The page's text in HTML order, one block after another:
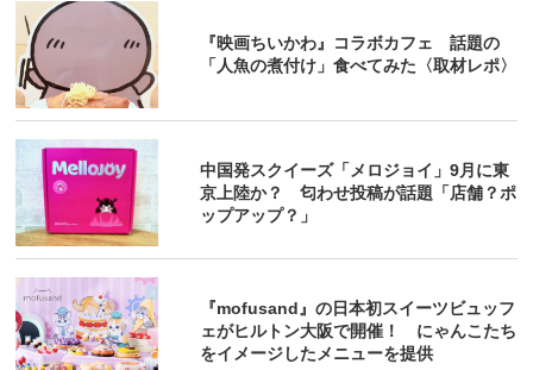
『映画ちいかわ』コラボカフェ 話題の
「人魚の煮付け」食べてみた〈取材レポ〉
中国発スクイーズ「メロジョイ」9月に東
京上陸か？ 匂わせ投稿が話題「店舗？ポ
ップアップ？」
『mofusand』の日本初スイーツビュッフ
ェがヒルトン大阪で開催！ にゃんこたち
をイメージしたメニューを提供